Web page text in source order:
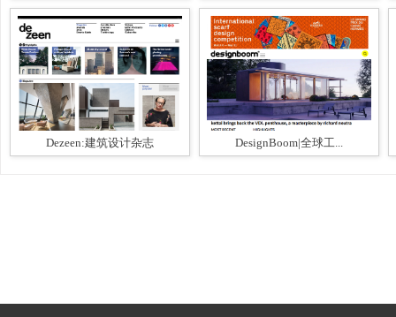
Dezeen:建筑设计杂志 DesignBoom|全球工...